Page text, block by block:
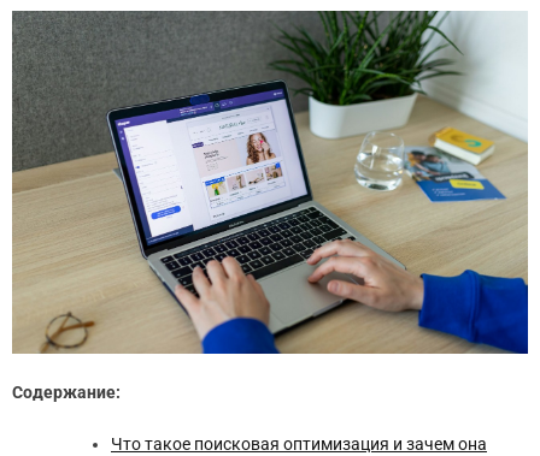
Содержание:
Что такое поисковая оптимизация и зачем она